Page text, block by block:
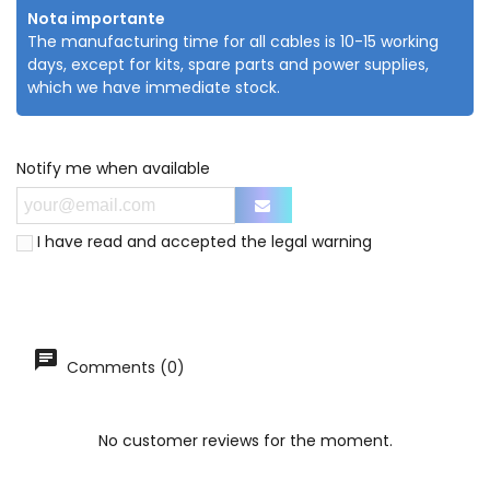
Nota importante
The manufacturing time for all cables is 10-15 working
days, except for kits, spare parts and power supplies,
which we have immediate stock.
Notify me when available
I have read and accepted the legal warning
Comments (0)
No customer reviews for the moment.